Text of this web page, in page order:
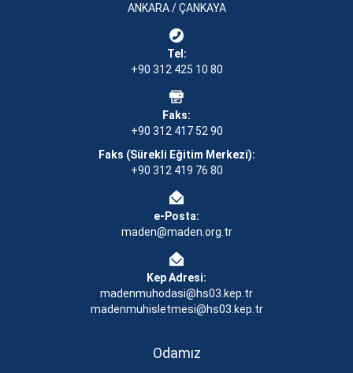
ANKARA / ÇANKAYA
Tel:
+90 312 425 10 80
Faks:
+90 312 417 52 90
Faks (Sürekli Eğitim Merkezi):
+90 312 419 76 80
e-Posta:
maden@maden.org.tr
Kep Adresi:
madenmuhodasi@hs03.kep.tr
madenmuhisletmesi@hs03.kep.tr
Odamız